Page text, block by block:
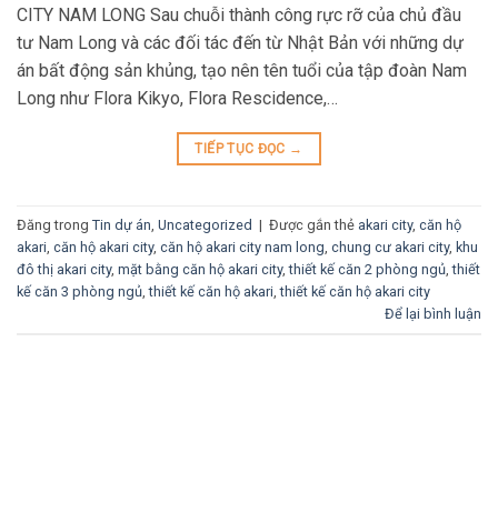
CITY NAM LONG Sau chuỗi thành công rực rỡ của chủ đầu
tư Nam Long và các đối tác đến từ Nhật Bản với những dự
án bất động sản khủng, tạo nên tên tuổi của tập đoàn Nam
Long như Flora Kikyo, Flora Rescidence,…
TIẾP TỤC ĐỌC →
Đăng trong Tin dự án Uncategorized | Được gắn thẻ akari city, căn hộ
akari căn hộ akari city, căn hộ akari city nam long chung cư akari city, khu
đô thị akari city, mặt bằng căn hộ akari city,thiết kế căn 2 phòng ngủ ,thiết
kế căn 3 phòng ngủ ,thiết kế căn hộ akari ,thiết kế căn hộ akari city
Để lại bình luận